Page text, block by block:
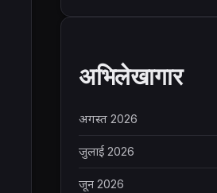
अभिलेखागार
अगस्त 2026
जुलाई 2026
जून 2026